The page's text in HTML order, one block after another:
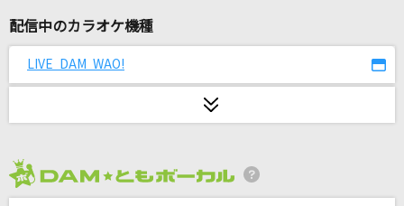
帰ろう
Sky of Beginning
配信中のカラオケ機種
LIVE DAM WAO!